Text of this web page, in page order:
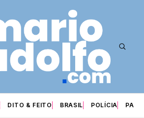
DITO & FEITO BRASIL POLÍCIA